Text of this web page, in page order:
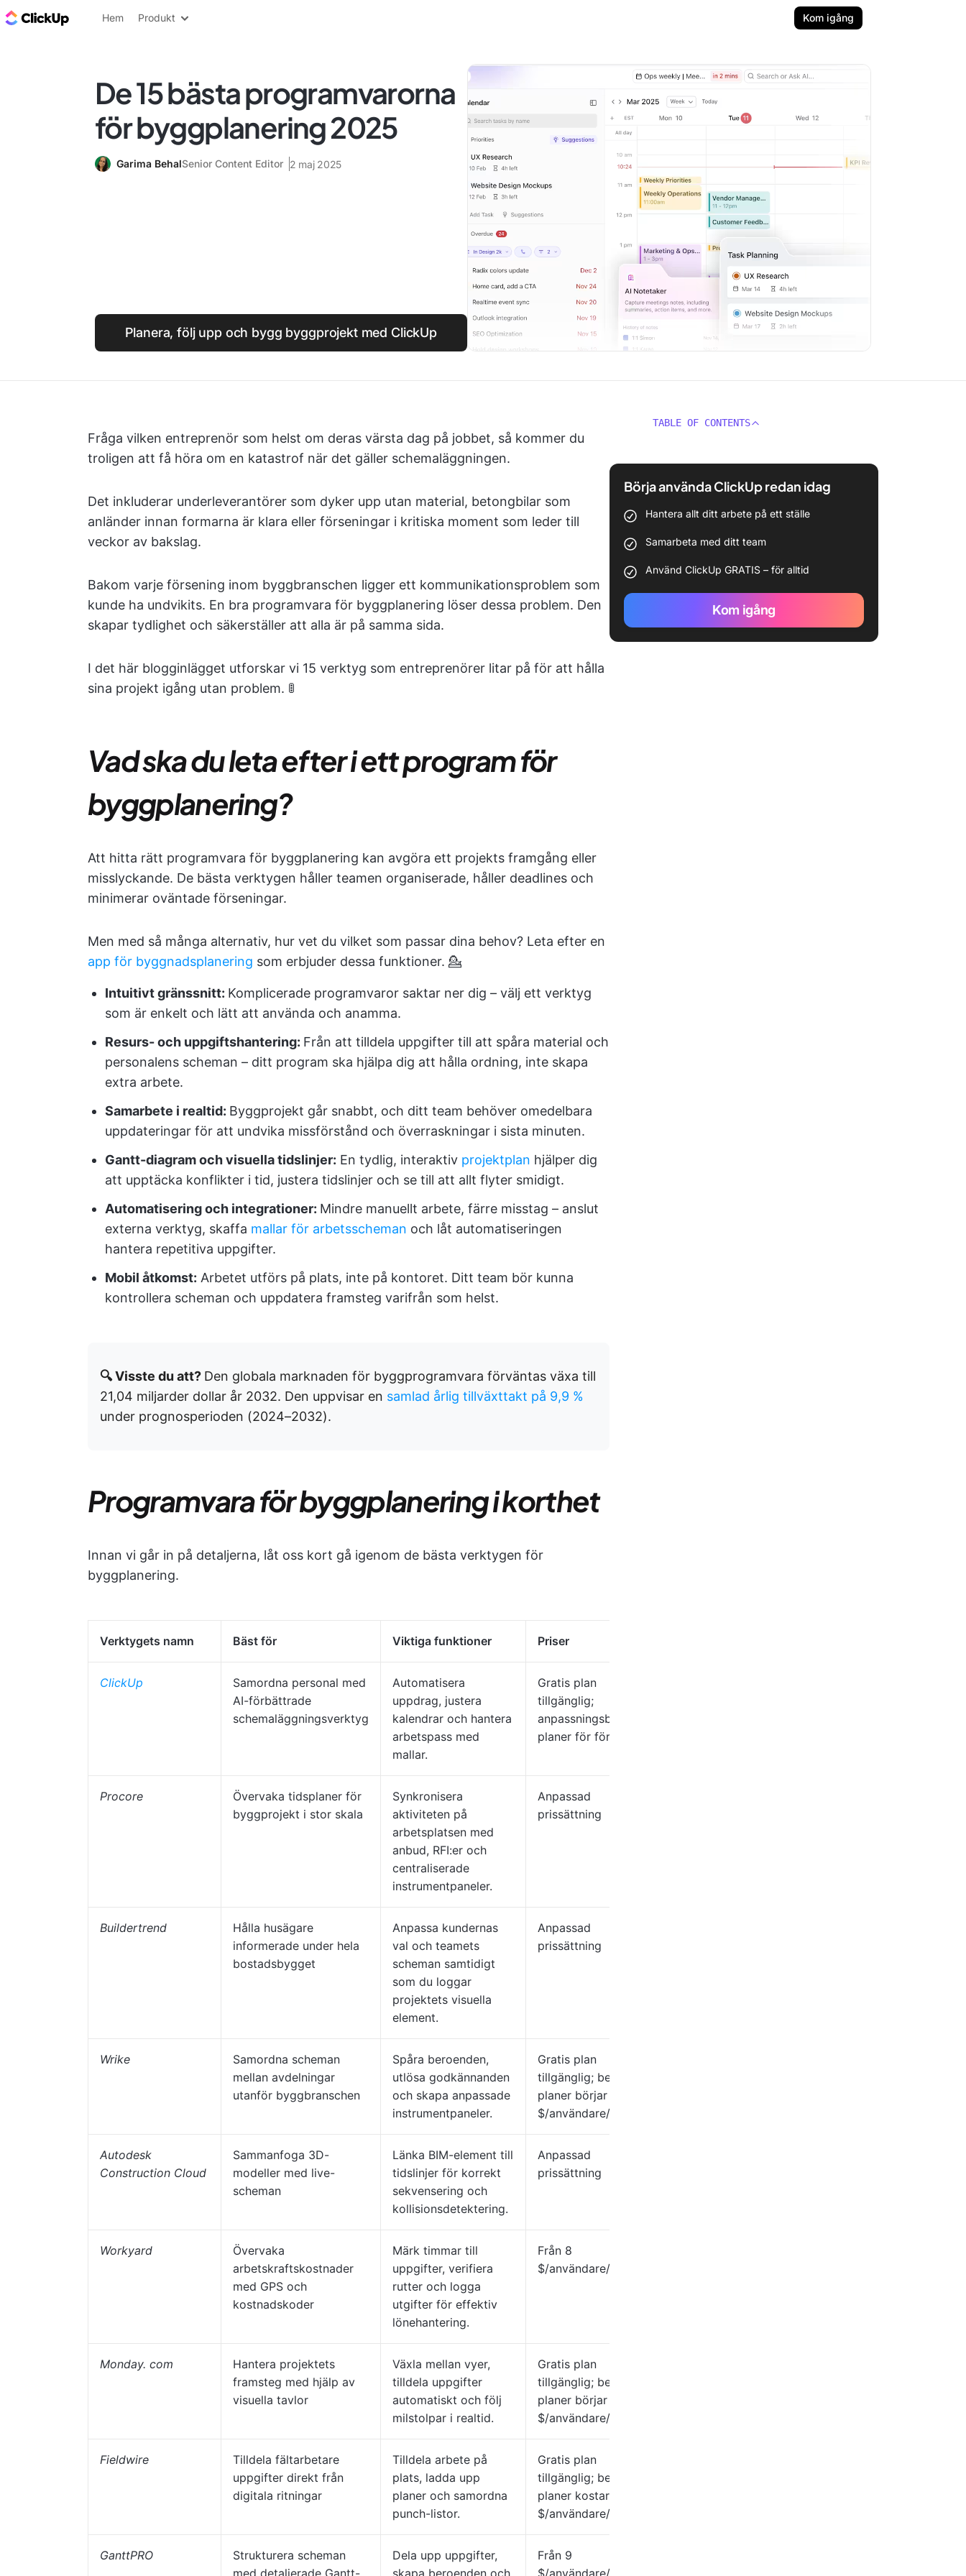
ClickUp-bloggen
Hem Produkt Kom igång
De 15 bästa programvarorna
för byggplanering 2025
Garima BehalSenior Content Editor 2 maj 2025
Planera, följ upp och bygg byggprojekt med ClickUp
Fråga vilken entreprenör som helst om deras värsta dag på jobbet, så kommer du
troligen att få höra om en katastrof när det gäller schemaläggningen.
Det inkluderar underleverantörer som dyker upp utan material, betongbilar som
anländer innan formarna är klara eller förseningar i kritiska moment som leder till
veckor av bakslag.
Bakom varje försening inom byggbranschen ligger ett kommunikationsproblem som
kunde ha undvikits. En bra programvara för byggplanering löser dessa problem. Den
skapar tydlighet och säkerställer att alla är på samma sida.
I det här blogginlägget utforskar vi 15 verktyg som entreprenörer litar på för att hålla
sina projekt igång utan problem. 🚦
Vad ska du leta efter i ett program för
byggplanering?
Att hitta rätt programvara för byggplanering kan avgöra ett projekts framgång eller
misslyckande. De bästa verktygen håller teamen organiserade, håller deadlines och
minimerar oväntade förseningar.
Men med så många alternativ, hur vet du vilket som passar dina behov? Leta efter en
app för byggnadsplanering som erbjuder dessa funktioner. 💁
Intuitivt gränssnitt: Komplicerade programvaror saktar ner dig – välj ett verktyg
som är enkelt och lätt att använda och anamma.
Resurs- och uppgiftshantering: Från att tilldela uppgifter till att spåra material och
personalens scheman – ditt program ska hjälpa dig att hålla ordning, inte skapa
extra arbete.
Samarbete i realtid: Byggprojekt går snabbt, och ditt team behöver omedelbara
uppdateringar för att undvika missförstånd och överraskningar i sista minuten.
Gantt-diagram och visuella tidslinjer: En tydlig, interaktiv projektplan hjälper dig
att upptäcka konflikter i tid, justera tidslinjer och se till att allt flyter smidigt.
Automatisering och integrationer: Mindre manuellt arbete, färre misstag – anslut
externa verktyg, skaffa mallar för arbetsscheman och låt automatiseringen
hantera repetitiva uppgifter.
Mobil åtkomst: Arbetet utförs på plats, inte på kontoret. Ditt team bör kunna
kontrollera scheman och uppdatera framsteg varifrån som helst.
🔍 Visste du att? Den globala marknaden för byggprogramvara förväntas växa till
21,04 miljarder dollar år 2032. Den uppvisar en samlad årlig tillväxttakt på 9,9 %
under prognosperioden (2024–2032).
Programvara för byggplanering i korthet
Innan vi går in på detaljerna, låt oss kort gå igenom de bästa verktygen för
byggplanering.
Verktygets namn Bäst för Viktiga funktioner Priser
ClickUp
Samordna personal med
AI-förbättrade
schemaläggningsverktyg
Automatisera
uppdrag, justera
kalendrar och hantera
arbetspass med
mallar.
Gratis plan
tillgänglig;
anpassningsbara
planer för företag
Procore
Övervaka tidsplaner för
byggprojekt i stor skala
Synkronisera
aktiviteten på
arbetsplatsen med
anbud, RFI:er och
centraliserade
instrumentpaneler.
Anpassad
prissättning
Buildertrend
Hålla husägare
informerade under hela
bostadsbygget
Anpassa kundernas
val och teamets
scheman samtidigt
som du loggar
projektets visuella
element.
Anpassad
prissättning
Wrike
Samordna scheman
mellan avdelningar
utanför byggbranschen
Spåra beroenden,
utlösa godkännanden
och skapa anpassade
instrumentpaneler.
Gratis plan
tillgänglig; betalda
planer börjar på 25
$/användare/månad.
Autodesk
Construction Cloud
Sammanfoga 3D-
modeller med live-
scheman
Länka BIM-element till
tidslinjer för korrekt
sekvensering och
kollisionsdetektering.
Anpassad
prissättning
Workyard
Övervaka
arbetskraftskostnader
med GPS och
kostnadskoder
Märk timmar till
uppgifter, verifiera
rutter och logga
utgifter för effektiv
lönehantering.
Från 8
$/användare/månad
Monday. com
Hantera projektets
framsteg med hjälp av
visuella tavlor
Växla mellan vyer,
tilldela uppgifter
automatiskt och följ
milstolpar i realtid.
Gratis plan
tillgänglig; betalda
planer börjar på 24
$/användare/månad.
Fieldwire
Tilldela fältarbetare
uppgifter direkt från
digitala ritningar
Tilldela arbete på
plats, ladda upp
planer och samordna
punch-listor.
Gratis plan
tillgänglig; betalda
planer kostar 54
$/användare/månad.
GanttPRO
Strukturera scheman
med detaljerade Gantt-
Dela upp uppgifter,
skapa beroenden och
Från 9
$/användare/månad
TABLE OF CONTENTS
Börja använda ClickUp redan idag
Hantera allt ditt arbete på ett ställe
Samarbeta med ditt team
Använd ClickUp GRATIS – för alltid
Kom igång